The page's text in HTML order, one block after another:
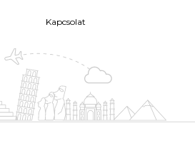
Kapcsolat